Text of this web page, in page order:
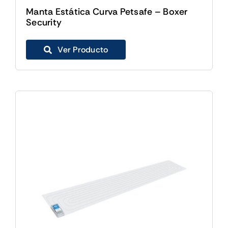
Manta Estática Curva Petsafe – Boxer
Security
Ver Producto